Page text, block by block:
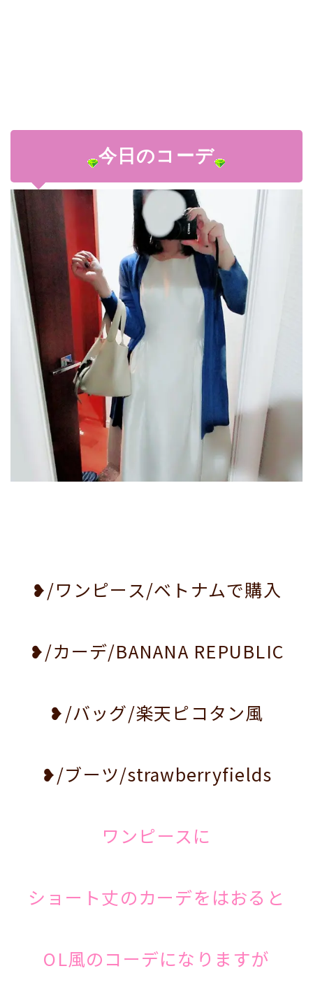
今日のコーデ
❥/ワンピース/ベトナムで購入
❥/カーデ/BANANA REPUBLIC
❥/バッグ/楽天ピコタン風
❥/ブーツ/strawberryfields
ワンピースに
ショート丈のカーデをはおると
OL風のコーデになりますが